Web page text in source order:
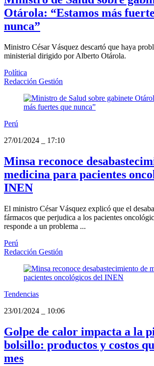
Otárola: “Estamos más
nunca”
Ministro César Vásquez descartó que haya
ministerial dirigido por Alberto Otárola.
Política
Redacción Gestión
Perú
27/01/2024
17:10
Minsa reconoce
medicina para pacientes
INEN
El ministro César Vásquez explicó que el
fármacos que perjudica a los pacientes
responde a un problema ...
Perú
Redacción Gestión
Tendencias
23/01/2024
10:06
Golpe de calor impacta a la
bolsillo: productos y costos
mes